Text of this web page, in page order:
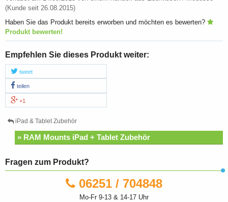
(Kunde seit 26.08.2015)
Haben Sie das Produkt bereits erworben und möchten es bewerten?
Produkt bewerten!
Empfehlen Sie dieses Produkt weiter:
tweet
teilen
+1
iPad & Tablet Zubehör
» RAM Mounts iPad + Tablet Zubehör
Fragen zum Produkt?
06251 / 704848
Mo-Fr 9-13 & 14-17 Uhr